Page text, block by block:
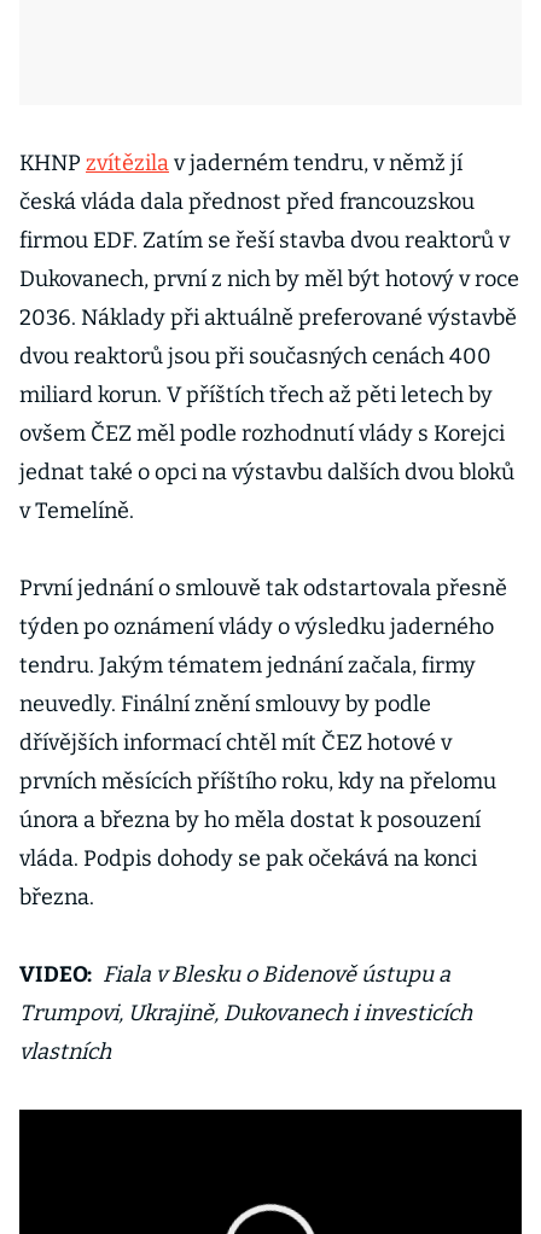
KHNP zvítězilav jaderném tendru, v němž jí
česká vláda dala přednost před francouzskou
firmou EDF. Zatím se řeší stavba dvou reaktorů v
Dukovanech, první z nich by měl být hotový v roce
2036. Náklady při aktuálně preferované výstavbě
dvou reaktorů jsou při současných cenách 400
miliard korun. V příštích třech až pěti letech by
ovšem ČEZ měl podle rozhodnutí vlády s Korejci
jednat také o opci na výstavbu dalších dvou bloků
v Temelíně.
První jednání o smlouvě tak odstartovala přesně
týden po oznámení vlády o výsledku jaderného
tendru. Jakým tématem jednání začala, firmy
neuvedly. Finální znění smlouvy by podle
dřívějších informací chtěl mít ČEZ hotové v
prvních měsících příštího roku, kdy na přelomu
února a března by ho měla dostat k posouzení
vláda. Podpis dohody se pak očekává na konci
března.
VIDEO: Fiala v Blesku o Bidenově ústupu a
Trumpovi, Ukrajině, Dukovanech i investicích
vlastních